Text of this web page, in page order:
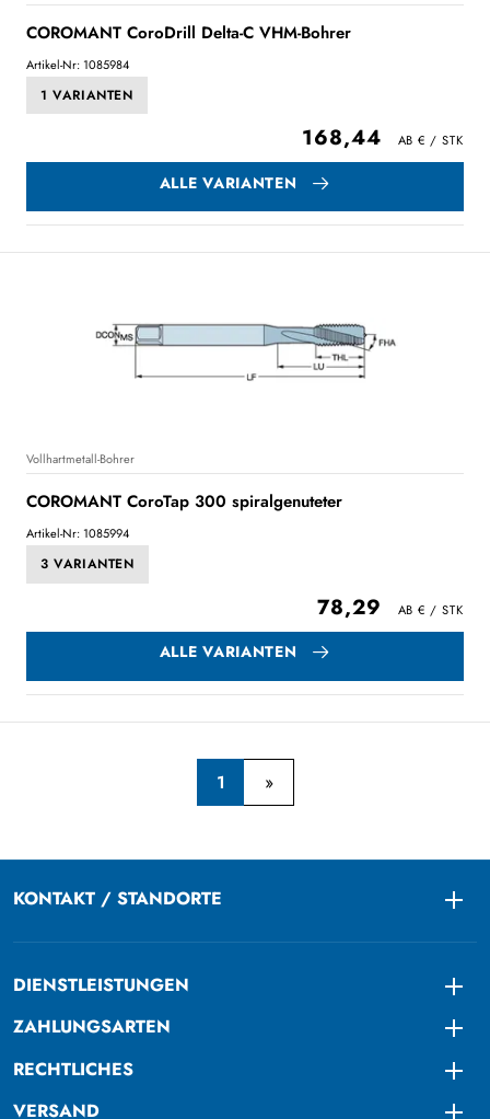
COROMANT CoroDrill Delta-C VHM-Bohrer
Artikel-Nr: 1085984
1 VARIANTEN
168,44
ALLE VARIANTEN
Vollhartmetall-Bohrer
COROMANT CoroTap 300 spiralgenuteter
Artikel-Nr: 1085994
3 VARIANTEN
78,29
ALLE VARIANTEN
1
KONTAKT / STANDORTE
DIENSTLEISTUNGEN
ZAHLUNGSARTEN
RECHTLICHES
VERSAND